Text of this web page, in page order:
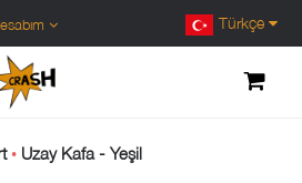
Türkçe
Uzay Kafa - Yeşil